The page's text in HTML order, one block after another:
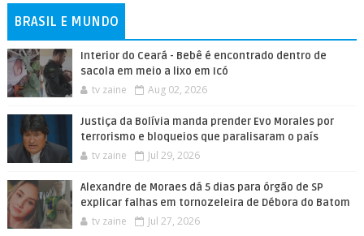
BRASIL E MUNDO
Interior do Ceará - Bebê é encontrado dentro de
sacola em meio a lixo em Icó
tv zaine Aug 02, 2026
Justiça da Bolívia manda prender Evo Morales por
terrorismo e bloqueios que paralisaram o país
tv zaine Jul 29, 2026
Alexandre de Moraes dá 5 dias para órgão de SP
explicar falhas em tornozeleira de Débora do Batom
tv zaine Jul 27, 2026